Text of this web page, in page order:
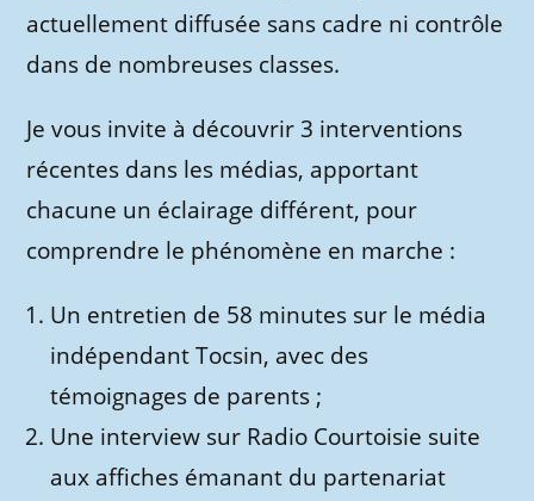
actuellement diffusée sans cadre ni contrôle
dans de nombreuses classes.
Je vous invite à découvrir 3 interventions
récentes dans les médias, apportant
chacune un éclairage différent, pour
comprendre le phénomène en marche :
Un entretien de 58 minutes sur le média
indépendant Tocsin, avec des
témoignages de parents ;
Une interview sur Radio Courtoisie suite
aux affiches émanant du partenariat